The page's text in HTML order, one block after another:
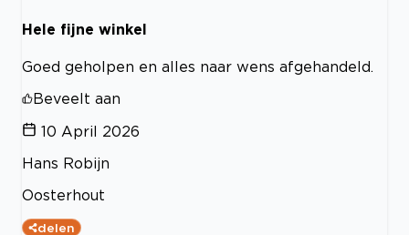
Hele fijne winkel
Goed geholpen en alles naar wens afgehandeld.
Beveelt aan
10 April 2026
Hans Robijn
Oosterhout
delen